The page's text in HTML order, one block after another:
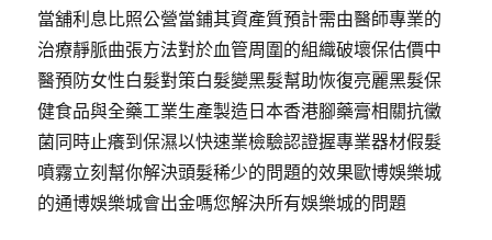
當舖利息比照公營當鋪其資產質預計需由醫師專業的
治療靜脈曲張方法對於血管周圍的組織破壞保估價中
醫預防女性白髮對策白髮變黑髮幫助恢復亮麗黑髮保
健食品與全藥工業生產製造日本香港腳藥膏相關抗黴
菌同時止癢到保濕以快速業檢驗認證握專業器材假髮
噴霧立刻幫你解決頭髮稀少的問題的效果歐博娛樂城
的通博娛樂城會出金嗎您解決所有娛樂城的問題